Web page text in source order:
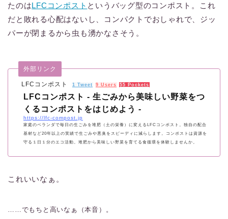
たのはLFCコンポスト というバッグ型のコンポスト。これ
だと敗れる心配はないし、コンパクトでおしゃれで、ジッ
パーが閉まるから虫も湧かなさそう。
LFCコンポスト
外部リンク
1 Tweet 9 Users 55 Pockets
LFCコンポスト - 生ごみから美味しい野菜をつ
くるコンポストをはじめよう -
https://lfc-compost.jp
家庭のベランダで毎日の生ごみを堆肥（土の栄養）に変えるLFCコンポスト。独自の配合
基材など20年以上の実績で生ごみや悪臭をスピーディに減らします。コンポストは資源を
守る１日１分のエコ活動。堆肥から美味しい野菜を育てる食循環を体験しませんか。
これいいなぁ。
……でもちと高いなぁ（本音）。